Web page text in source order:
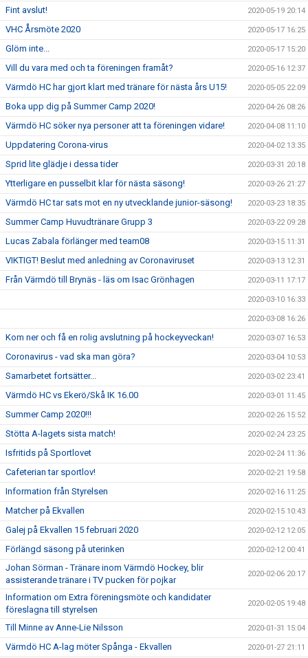
Fint avslut! 2020-05-19 20:14
VHC Årsmöte 2020 2020-05-17 16:25
Glöm inte... 2020-05-17 15:20
Vill du vara med och ta föreningen framåt? 2020-05-16 12:37
Värmdö HC har gjort klart med tränare för nästa års U15! 2020-05-05 22:09
Boka upp dig på Summer Camp 2020! 2020-04-26 08:26
Värmdö HC söker nya personer att ta föreningen vidare! 2020-04-08 11:10
Uppdatering Corona-virus 2020-04-02 13:35
Sprid lite glädje i dessa tider 2020-03-31 20:18
Ytterligare en pusselbit klar för nästa säsong! 2020-03-26 21:27
Värmdö HC tar sats mot en ny utvecklande junior-säsong! 2020-03-23 18:35
Summer Camp Huvudtränare Grupp 3 2020-03-22 09:28
Lucas Zabala förlänger med team08 2020-03-15 11:31
VIKTIGT! Beslut med anledning av Coronaviruset 2020-03-13 12:31
Från Värmdö till Brynäs - läs om Isac Grönhagen 2020-03-11 17:17
2020-03-10 16:33
2020-03-08 16:26
Kom ner och få en rolig avslutning på hockeyveckan! 2020-03-07 16:53
Coronavirus - vad ska man göra? 2020-03-04 10:53
Samarbetet fortsätter... 2020-03-02 23:41
Värmdö HC vs Ekerö/Skå IK 16.00 2020-03-01 11:45
Summer Camp 2020!!! 2020-02-26 15:52
Stötta A-lagets sista match! 2020-02-24 23:25
Isfritids på Sportlovet 2020-02-24 11:36
Cafeterian tar sportlov! 2020-02-21 19:58
Information från Styrelsen 2020-02-16 11:25
Matcher på Ekvallen 2020-02-15 10:43
Galej på Ekvallen 15 februari 2020 2020-02-12 12:05
Förlängd säsong på uterinken 2020-02-12 00:41
Johan Sörman - Tränare inom Värmdö Hockey, blir
assisterande tränare i TV pucken för pojkar
2020-02-06 20:17
Information om Extra föreningsmöte och kandidater
föreslagna till styrelsen
2020-02-05 19:48
Till Minne av Anne-Lie Nilsson 2020-01-31 15:04
Värmdö HC A-lag möter Spånga - Ekvallen 2020-01-27 21:11